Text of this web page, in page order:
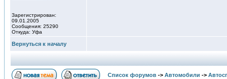
Зарегистрирован:
09.01.2005
Сообщения: 25290
Откуда: Уфа
Вернуться к началу
Список форумов -> Автомобили ->